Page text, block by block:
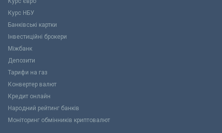
Курс НБУ
Банківські картки
Інвестиційні брокери
Міжбанк
Депозити
Тарифи на газ
Конвертер валют
Кредит онлайн
Народний рейтинг банків
Моніторинг обмінників криптовалют